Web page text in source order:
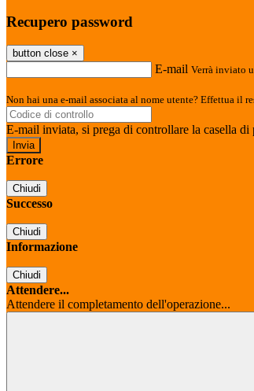
Recupero password
button close ×
E-mail Verrà inviato
Non hai una e-mail associata al nome utente? Effettua il
E-mail inviata, si prega di controllare la casella di
Errore
Chiudi
Successo
Chiudi
Informazione
Chiudi
Attendere...
Attendere il completamento dell'operazione...